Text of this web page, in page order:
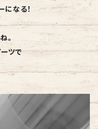
になる！
。
ーツで